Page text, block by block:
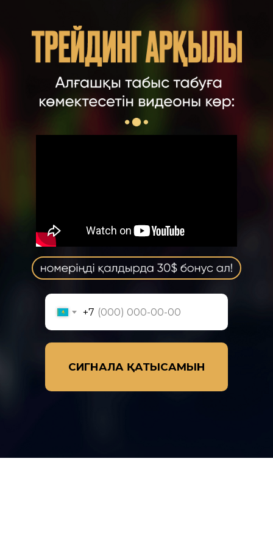
+7
СИГНАЛҒА ҚАТЫСАМЫН